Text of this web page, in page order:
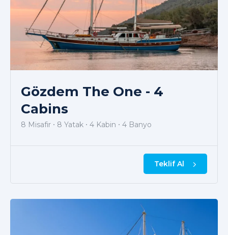
Gözdem The One - 4
Cabins
8 Misafir 8 Yatak 4 Kabin 4 Banyo
Teklif Al